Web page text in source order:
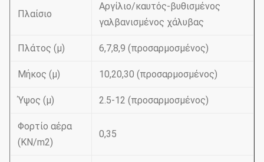
Πλαίσιο
Αργίλιο/καυτός-βυθισμένος
γαλβανισμένος χάλυβας
Πλάτος (μ) 6,7,8,9 (προσαρμοσμένος)
Μήκος (μ) 10,20,30 (προσαρμοσμένος)
Ύψος (μ) 2.5-12 (προσαρμοσμένος)
Φορτίο αέρα
(KN/m2)
0,35